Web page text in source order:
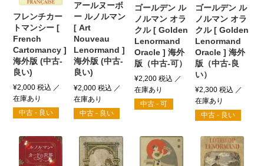
フレンチカー
トマンシー [
French
Cartomancy ]
海外版 (中古-
良い)
¥2,000 税込
中古 - 良い
アールヌーボ
ー ルノルマン
[ Art
Nouveau
Lenormand ]
海外版 (中古-
良い)
¥2,000 税込
中古 - 良い
ゴールデン ル
ノルマン オラ
クル [ Golden
Lenormand
Oracle ] 海外
版（中古-可）
¥2,200 税込
中古 - 可
ゴールデン ル
ノルマン オラ
クル [ Golden
Lenormand
Oracle ] 海外
版（中古-良
い）
¥2,300税込
中古 - 良い